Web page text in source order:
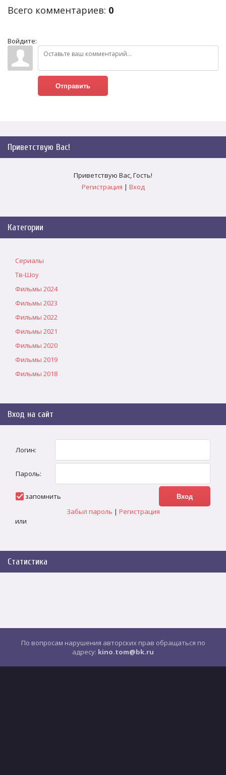
Всего комментариев: 0
Войдите:
Отправить
Приветствую Вас!
Приветствую Вас,Гость!
Регистрация | Вход
Категории
Сериалы
Тв-Шоу
Фильмы 2024
Фильмы 2023
Фильмы 2022
Фильмы 2021
Фильмы 2020
Фильмы 2019
Фильмы 2018
Вход на сайт
Логин:
Пароль:
запомнить
Забыл пароль | Регистрация
или
Статистика
По вопросам нарушения авторских прав обращаться по
адресу: kino.tom@bk.ru